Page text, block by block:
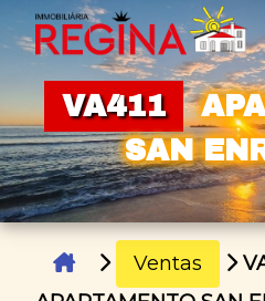
VA411
SAN
Ventas